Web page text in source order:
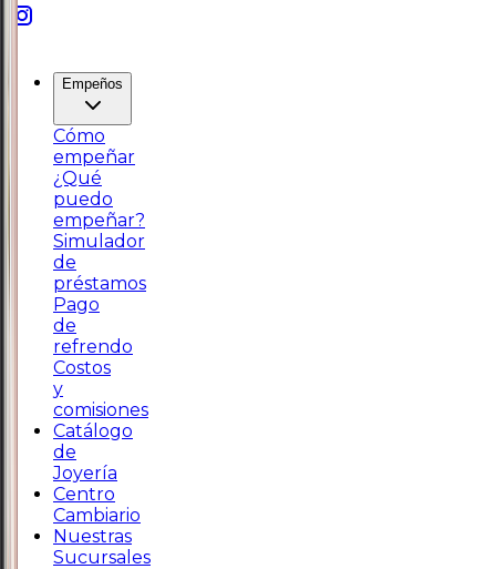
Empeños
Cómo
empeñar
¿Qué
puedo
empeñar?
Simulador
de
préstamos
Pago
de
refrendo
Costos
y
comisiones
Catálogo
de
Joyería
Centro
Cambiario
Nuestras
Sucursales